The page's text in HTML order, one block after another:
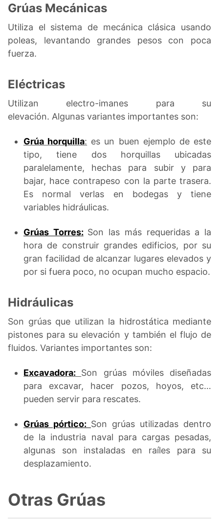
Grúas Mecánicas
Utiliza el sistema de mecánica clásica usando
poleas, levantando grandes pesos con poca
fuerza.
Eléctricas
Utilizan electro-imanes para su
elevación. Algunas variantes importantes son:
Grúa horquilla: es un buen ejemplo de este
tipo, tiene dos horquillas ubicadas
paralelamente, hechas para subir y para
bajar, hace contrapeso con la parte trasera.
Es normal verlas en bodegas y tiene
variables hidráulicas.
Grúas Torres: Son las más requeridas a la
hora de construir grandes edificios, por su
gran facilidad de alcanzar lugares elevados y
por si fuera poco, no ocupan mucho espacio.
Hidráulicas
Son grúas que utilizan la hidrostática mediante
pistones para su elevación y también el flujo de
fluidos. Variantes importantes son:
Excavadora: Son grúas móviles diseñadas
para excavar, hacer pozos, hoyos, etc…
pueden servir para rescates.
Grúas pórtico: Son grúas utilizadas dentro
de la industria naval para cargas pesadas,
algunas son instaladas en raíles para su
desplazamiento.
Otras Grúas